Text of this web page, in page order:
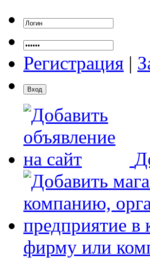
Регистрация |
фирму или